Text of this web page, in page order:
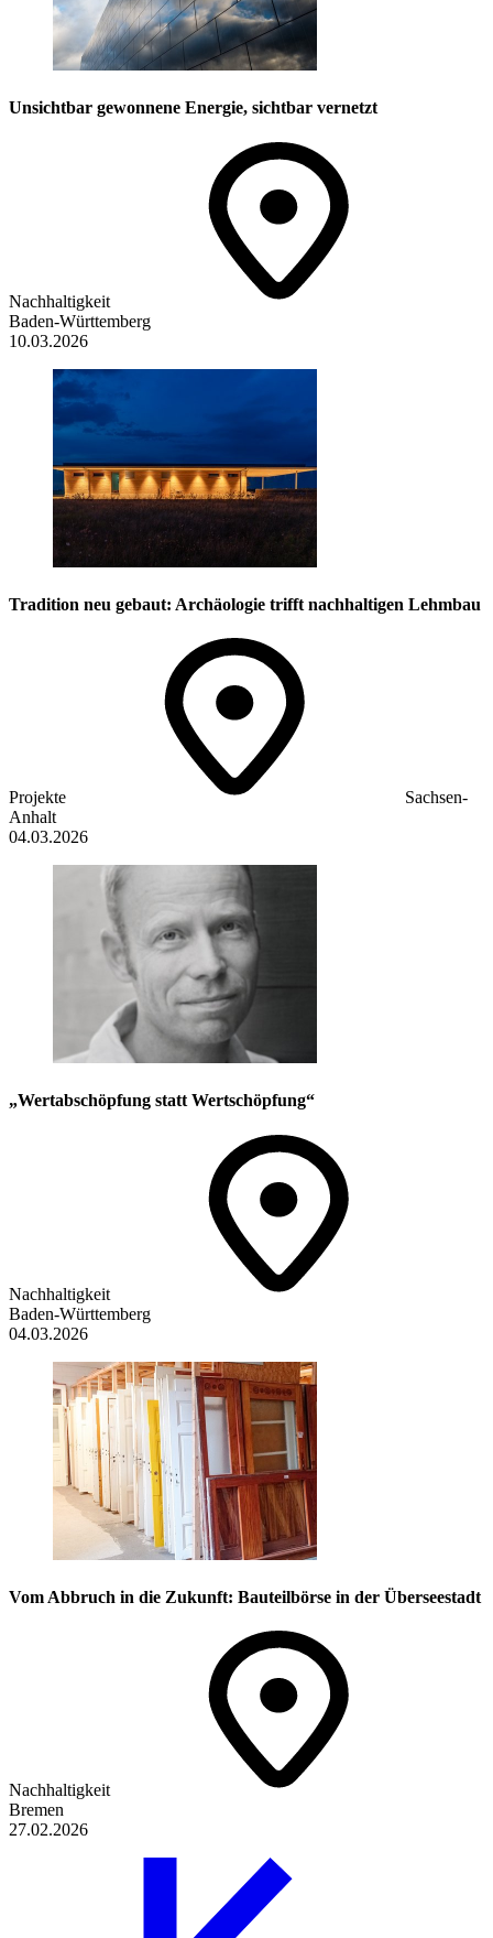
Unsichtbar gewonnene Energie, sichtbar vernetzt
Nachhaltigkeit
Baden-Württemberg
10.03.2026
Tradition neu gebaut: Archäologie trifft nachhaltigen Lehmbau
Projekte
Sachsen-
Anhalt
04.03.2026
„Wertabschöpfung statt Wertschöpfung“
Nachhaltigkeit
Baden-Württemberg
04.03.2026
Vom Abbruch in die Zukunft: Bauteilbörse in der Überseestadt
Nachhaltigkeit
Bremen
27.02.2026